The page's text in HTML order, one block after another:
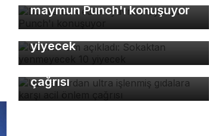
maymun Punch'ı konuşuyor
Uzman isim açıkladı:
Sokaktan yenmeyecek 10
yiyecek
Uzmanlardan ultra işlenmiş
gıdalara karşı acil önlem
çağrısı